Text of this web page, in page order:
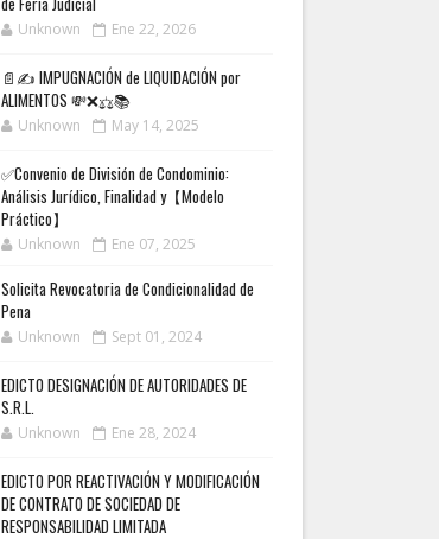
Unknown Ene 22, 2026
📄✍️ IMPUGNACIÓN de LIQUIDACIÓN por
ALIMENTOS 💸❌⚖️📚
Unknown May 14, 2025
✅Convenio de División de Condominio:
Análisis Jurídico, Finalidad y【Modelo
Práctico】
Unknown Ene 07, 2025
Solicita Revocatoria de Condicionalidad de
Pena
Unknown Sept 01, 2024
EDICTO DESIGNACIÓN DE AUTORIDADES DE
S.R.L.
Unknown Ene 28, 2024
EDICTO POR REACTIVACIÓN Y MODIFICACIÓN
DE CONTRATO DE SOCIEDAD DE
RESPONSABILIDAD LIMITADA